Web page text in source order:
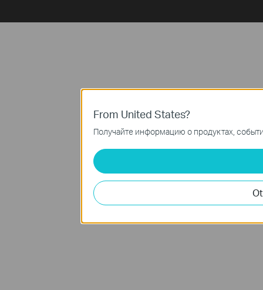
From United States?
Получайте информацию о продуктах,